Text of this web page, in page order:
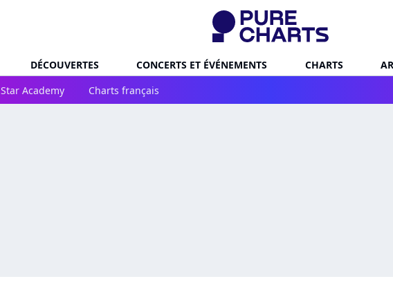
DÉCOUVERTES CONCERTS ET ÉVÉNEMENTS CHARTS
Star Academy Charts français